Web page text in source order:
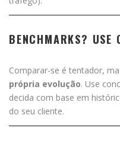
BENCHMARKS? USE
Comparar-se é tentador,
própria evolução. Use
decida com base em
do seu cliente.